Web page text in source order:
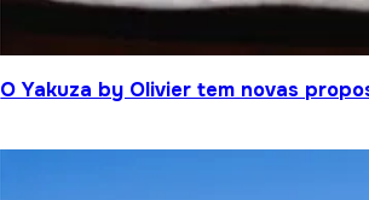
O Yakuza by Olivier tem novas